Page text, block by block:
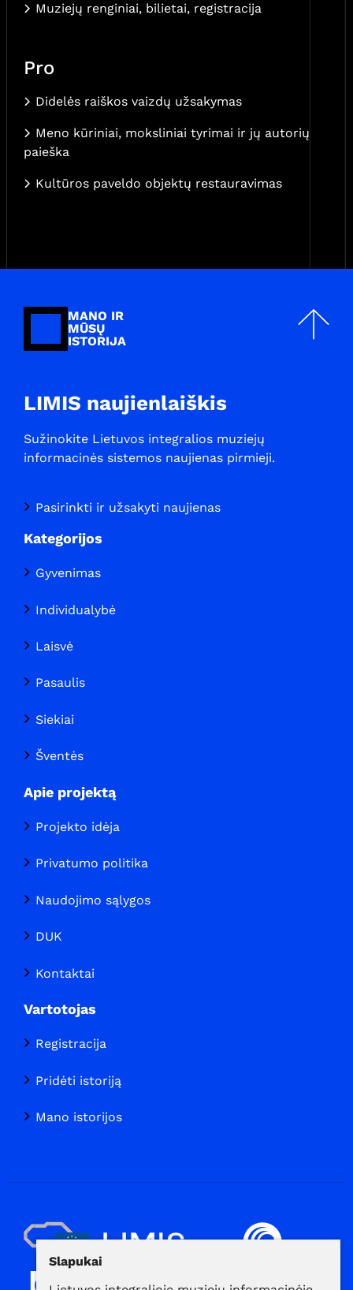
Muziejų renginiai, bilietai, registracija
Pro
Didelės raiškos vaizdų užsakymas
Meno kūriniai, moksliniai tyrimai ir jų autorių
paieška
Kultūros paveldo objektų restauravimas
MANO IR
MŪSŲ
ISTORIJA
LIMIS naujienlaiškis
Sužinokite Lietuvos integralios muziejų
informacinės sistemos naujienas pirmieji.
Pasirinkti ir užsakyti naujienas
Kategorijos
Gyvenimas
Individualybė
Laisvė
Pasaulis
Siekiai
Šventės
Apie projektą
Projekto idėja
Privatumo politika
Naudojimo sąlygos
DUK
Kontaktai
Vartotojas
Registracija
Pridėti istoriją
Mano istorijos
Slapukai